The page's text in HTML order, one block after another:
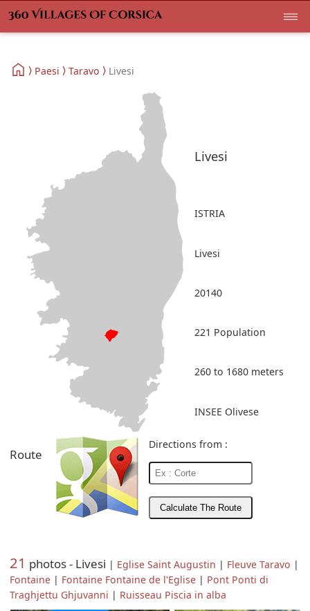
Paesi Taravo Livesi
Livesi
ISTRIA
Livesi
20140
221 Population
260 to 1680 meters
INSEE Olivese
Route
Directions from :
21 photos - Livesi | Eglise Saint Augustin | Fleuve Taravo |
Fontaine | Fontaine Fontaine de l'Eglise | Pont Ponti di
Traghjettu Ghjuvanni | Ruisseau Piscia in alba